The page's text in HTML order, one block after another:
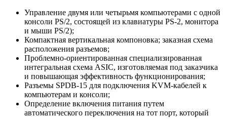
Управление двумя или четырьмя компьютерами с одной
консоли PS/2, состоящей из клавиатуры PS-2, монитора
и мыши PS/2);
Компактная вертикальная компоновка; заказная схема
расположения разъемов;
Проблемно-ориентированная специализированная
интегральная схема ASIC, изготовляемая под заказчика
и повышающая эффективность функционирования;
Разъемы SPDB-15 для подключения KVM-кабелей к
компьютерам и консоли;
Определение включения питания путем
автоматического переключения на тот порт, который